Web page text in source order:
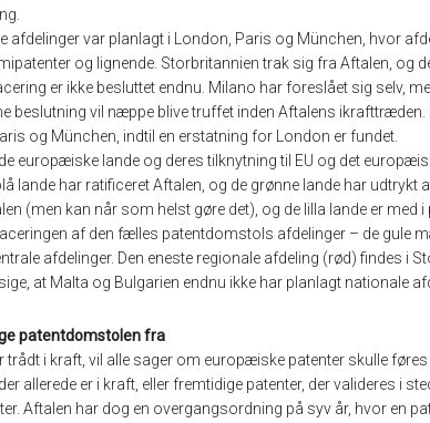
afdelinger var planlagt i London, Paris og München, hvor
og lignende. Storbritannien trak sig fra Aftalen, og
er ikke besluttet endnu. Milano har foreslået sig selv,
beslutning vil næppe blive truffet inden Aftalens
og München, indtil en erstatning for London er fundet.
europæiske lande og deres tilknytning til EU og det
lande har ratificeret Aftalen, og de grønne lande har udtrykt
(men kan når som helst gøre det), og de lilla lande er med
af den fælles patentdomstols afdelinger – de gule
afdelinger. Den eneste regionale afdeling (rød) findes i
sige, at Malta og Bulgarien endnu ikke har planlagt nationale
patentdomstolen fra
trådt i kraft, vil alle sager om europæiske patenter skulle
allerede er i kraft, eller fremtidige patenter, der valideres i
Aftalen har dog en overgangsordning på syv år, hvor en